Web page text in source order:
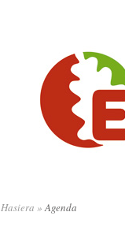
Hasiera »Agenda